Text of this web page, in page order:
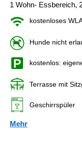
1 Wohn- Essbereich,
kostenloses
Hunde nicht
kostenlos:
Terrasse mit
Geschirrspüler
Mehr